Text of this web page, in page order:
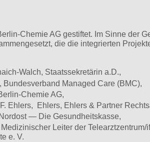
Chemie AG gestiftet. Im Sinne der
die die integrierten
Walch, Staatssekretärin a.D.,
Bundesverband Managed Care (BMC),
Chemie AG,
Ehlers, Ehlers, Ehlers & Partner
— Die Gesundheitskasse,
Leiter der
e. V.